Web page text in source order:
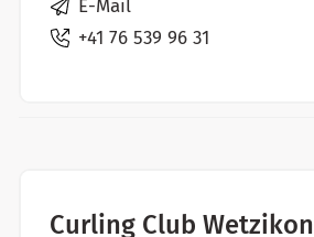
E-Mail
+41 76 539 96 31
Curling Club Wetzikon